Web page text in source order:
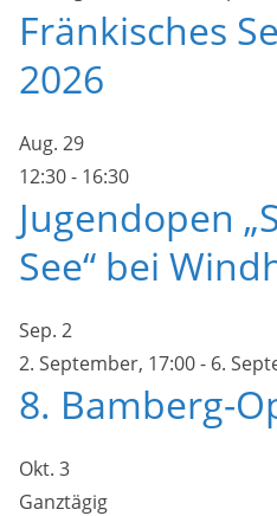
Fränkisches
2026
Aug. 29
12:30- 16:30
Jugendopen
See“ bei
Sep. 2
2. September, 17:00- 6.
8. Bamberg-
Okt. 3
Ganztägig